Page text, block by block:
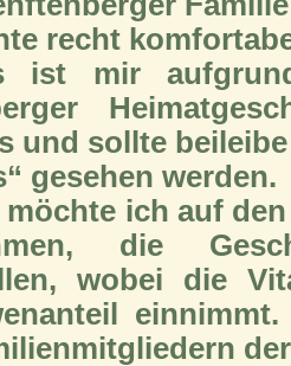
recht
ist mir
und sollte
gesehen werden.
ich auf
die
wobei die